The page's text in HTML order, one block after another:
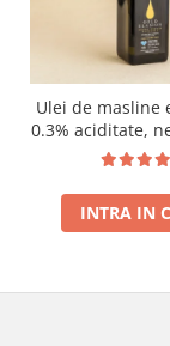
Ulei de masline
0.3% aciditate,
presat la rece
INTRA IN